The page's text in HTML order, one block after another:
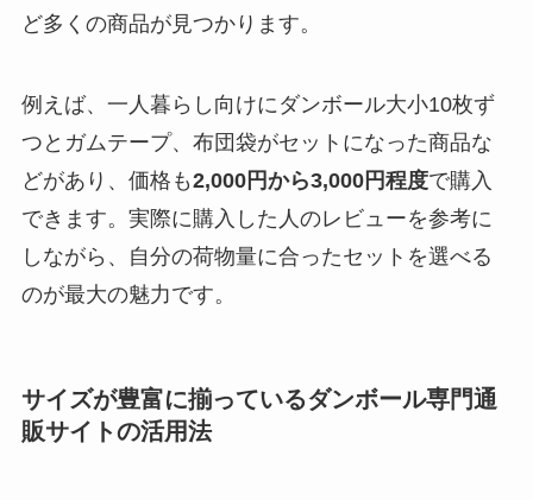
ど多くの商品が見つかります。
例えば、 一人暮らし向けにダンボール大小10枚ず
つとガムテープ、布団袋がセットになった商品な
どがあり、価格も2,000円から3,000円程度で購入
できます。 実際に購入した人のレビューを参考に
しながら 、自分の荷物量に合ったセットを選べる
のが最大の魅力です。
サイズが豊富に揃っているダンボール専門通
販サイトの活用法